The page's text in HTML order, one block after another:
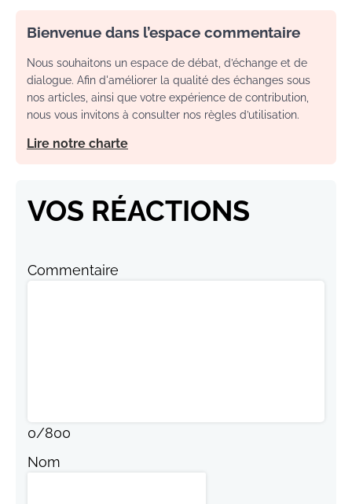
Bienvenue dans l’espace commentaire
Nous souhaitons un espace de débat, d’échange et de
dialogue. Afin d'améliorer la qualité des échanges sous
nos articles, ainsi que votre expérience de contribution,
nous vous invitons à consulter nos règles d’utilisation.
Lire notre charte
VOS RÉACTIONS
Commentaire
0/800
Nom